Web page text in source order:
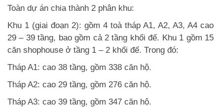
Toàn dự án chia thành 2 phân khu:
Khu 1 (giai đoạn 2): gồm 4 toà tháp A1, A2, A3, A4 cao
29 – 39 tầng, bao gồm cả 2 tầng khối đế. Khu 1 gồm 15
căn shophouse ở tầng 1 – 2 khối đế. Trong đó:
Tháp A1: cao 38 tầng, gồm 338 căn hộ.
Tháp A2: cao 29 tầng, gồm 276 căn hộ.
Tháp A3: cao 39 tầng, gồm 347 căn hộ.